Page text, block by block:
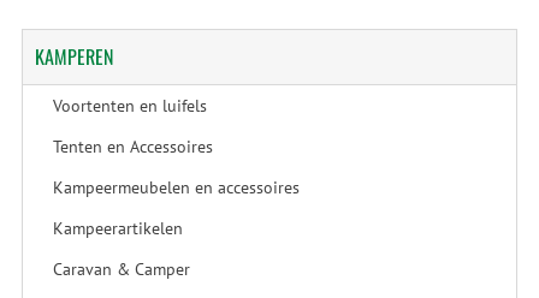
KAMPEREN
Voortenten en luifels
Tenten en Accessoires
Kampeermeubelen en accessoires
Kampeerartikelen
Caravan & Camper